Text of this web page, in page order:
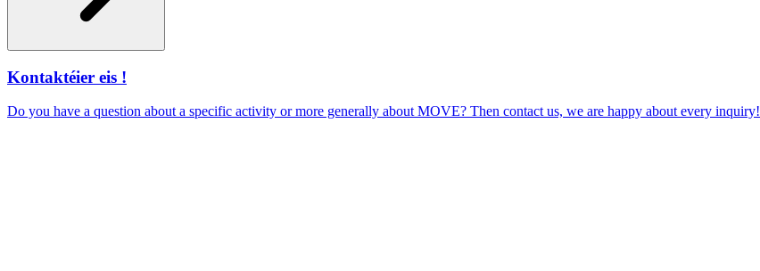
Kontaktéier eis !
Do you have a question about a specific activity or more generally about MOVE? Then contact us, we are happy about every inquiry!